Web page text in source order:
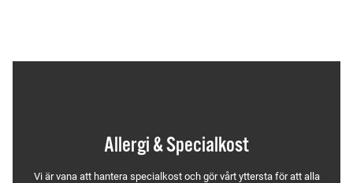
Allergi & Specialkost
Vi är vana att hantera specialkost och gör vårt yttersta för att alla